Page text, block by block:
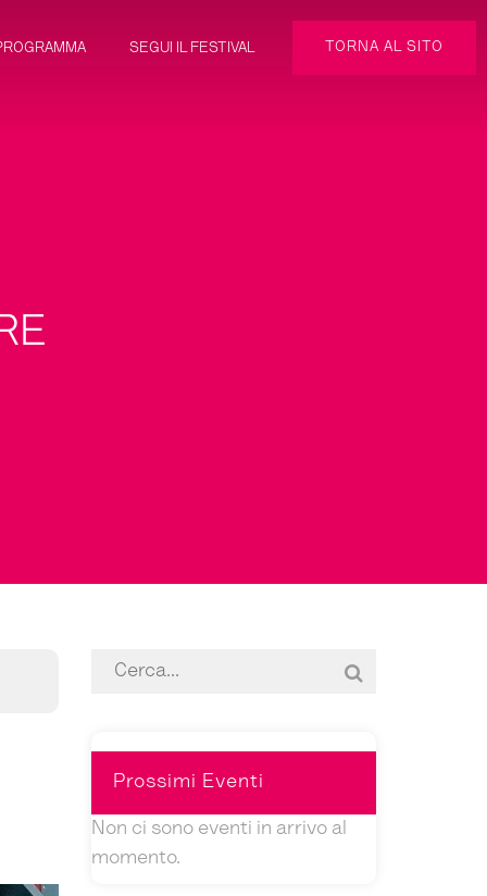
SEGUI IL FESTIVAL TORNA AL SITO
Prossimi Eventi
Non ci sono eventi in arrivo al
momento.